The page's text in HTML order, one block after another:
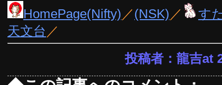
HomePage(Nifty) ／(NSK) ／
す
天文台 ／
投稿者：龍吉at